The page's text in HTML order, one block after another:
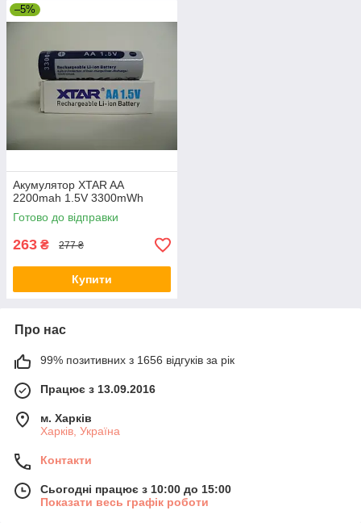
–5%
Акумулятор XTAR AA
2200mah 1.5V 3300mWh
Готово до відправки
263 ₴ 277 ₴
Купити
Про нас
99% позитивних з 1656 відгуків за рік
Працює з 13.09.2016
м. Харків
Харків, Україна
Контакти
Сьогодні працює з 10:00 до 15:00
Показати весь графік роботи